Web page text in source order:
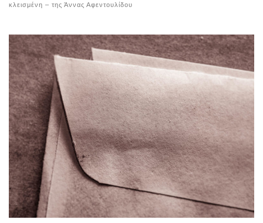
κλεισμένη – της Άννας Αφεντουλίδου
Images navigation